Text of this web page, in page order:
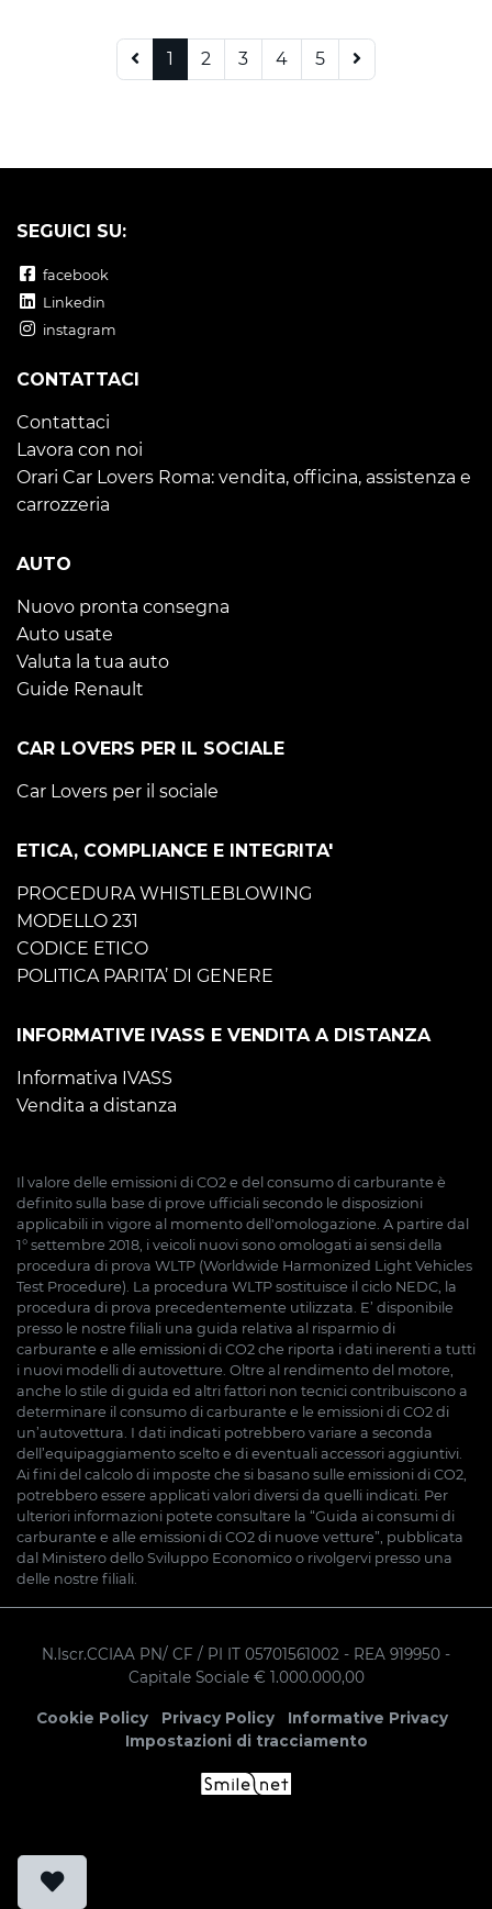
1 2 3 4 5
SEGUICI SU:
facebook
Linkedin
instagram
CONTATTACI
Contattaci
Lavora con noi
Orari Car Lovers Roma: vendita, officina, assistenza e
carrozzeria
AUTO
Nuovo pronta consegna
Auto usate
Valuta la tua auto
Guide Renault
CAR LOVERS PER IL SOCIALE
Car Lovers per il sociale
ETICA, COMPLIANCE E INTEGRITA'
PROCEDURA WHISTLEBLOWING
MODELLO 231
CODICE ETICO
POLITICA PARITA’ DI GENERE
INFORMATIVE IVASS E VENDITA A DISTANZA
Informativa IVASS
Vendita a distanza
Il valore delle emissioni di CO2 e del consumo di carburante è
definito sulla base di prove ufficiali secondo le disposizioni
applicabili in vigore al momento dell'omologazione. A partire dal
1° settembre 2018, i veicoli nuovi sono omologati ai sensi della
procedura di prova WLTP (Worldwide Harmonized Light Vehicles
Test Procedure). La procedura WLTP sostituisce il ciclo NEDC, la
procedura di prova precedentemente utilizzata. E’ disponibile
presso le nostre filiali una guida relativa al risparmio di
carburante e alle emissioni di CO2 che riporta i dati inerenti a tutti
i nuovi modelli di autovetture. Oltre al rendimento del motore,
anche lo stile di guida ed altri fattori non tecnici contribuiscono a
determinare il consumo di carburante e le emissioni di CO2 di
un’autovettura. I dati indicati potrebbero variare a seconda
dell’equipaggiamento scelto e di eventuali accessori aggiuntivi.
Ai fini del calcolo di imposte che si basano sulle emissioni di CO2,
potrebbero essere applicati valori diversi da quelli indicati. Per
ulteriori informazioni potete consultare la “Guida ai consumi di
carburante e alle emissioni di CO2 di nuove vetture”, pubblicata
dal Ministero dello Sviluppo Economico o rivolgervi presso una
delle nostre filiali.
N.Iscr.CCIAA PN/ CF / PI IT 05701561002 - REA 919950 -
Capitale Sociale € 1.000.000,00
Cookie Policy Privacy Policy
Informative Privacy
Impostazioni di tracciamento